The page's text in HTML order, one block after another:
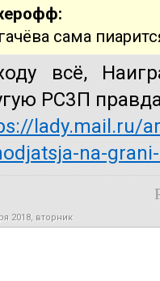
сама
всё,
РС3П
lady.mail.ru/
na-
2018, вторник